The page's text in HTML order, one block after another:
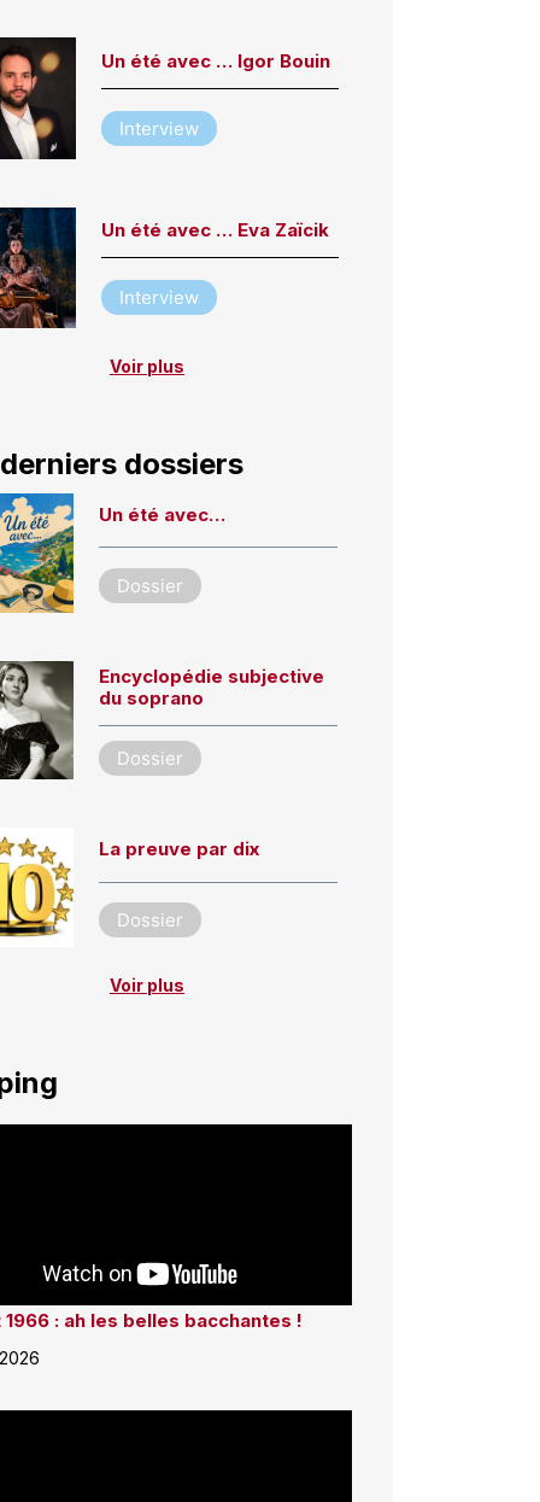
Un été avec … Igor Bouin
Interview
Un été avec … Eva Zaïcik
Interview
Voir plus
dossiers
Un été avec…
Dossier
Encyclopédie subjective
du soprano
Dossier
La preuve par dix
Dossier
Voir plus
1966 : ah les belles bacchantes !